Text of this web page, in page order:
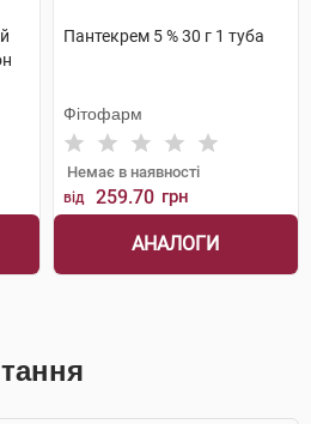
Пантекрем 5 % 30 г 1 туба
Фітофарм
Немає в наявності
від 259.70 грн
АНАЛОГИ